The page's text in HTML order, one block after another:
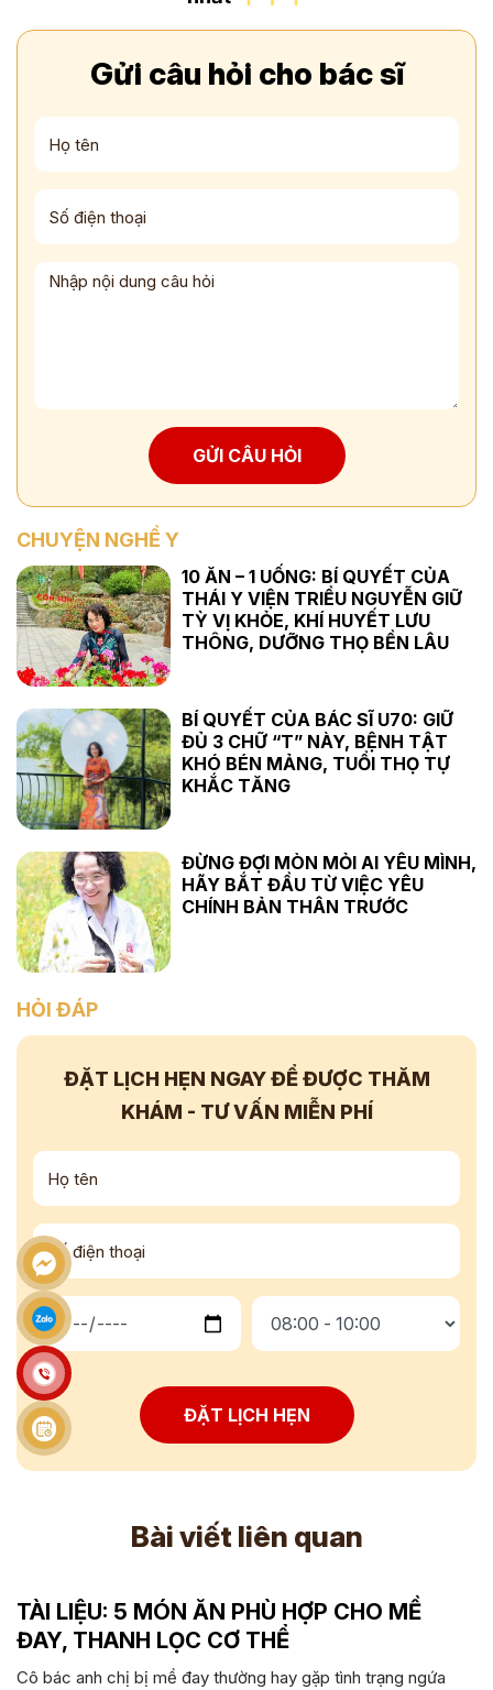
Gửi câu hỏi cho bác sĩ
GỬI CÂU HỎI
CHUYỆN NGHỀ Y
10 ĂN – 1 UỐNG: BÍ QUYẾT CỦA
THÁI Y VIỆN TRIỀU NGUYỄN GIỮ
TỲ VỊ KHỎE, KHÍ HUYẾT LƯU
THÔNG, DƯỠNG THỌ BỀN LÂU
BÍ QUYẾT CỦA BÁC SĨ U70: GIỮ
ĐỦ 3 CHỮ “T” NÀY, BỆNH TẬT
KHÓ BÉN MẢNG, TUỔI THỌ TỰ
KHẮC TĂNG
ĐỪNG ĐỢI MÒN MỎI AI YÊU MÌNH,
HÃY BẮT ĐẦU TỪ VIỆC YÊU
CHÍNH BẢN THÂN TRƯỚC
HỎI ĐÁP
ĐẶT LỊCH HẸN NGAYĐỂ ĐƯỢC THĂM
KHÁM - TƯ VẤN MIỄN PHÍ
ĐẶT LỊCH HẸN
Bài viết liên quan
TÀI LIỆU: 5 MÓN ĂN PHÙ HỢP CHO MỀ
ĐAY, THANH LỌC CƠ THỂ
Cô bác anh chị bị mề đay thường hay gặp tình trạng ngứa